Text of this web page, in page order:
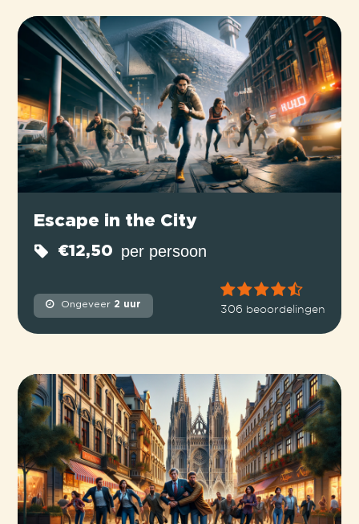
Escape in the City
€12,50 per persoon
Ongeveer 2 uur 306 beoordelingen